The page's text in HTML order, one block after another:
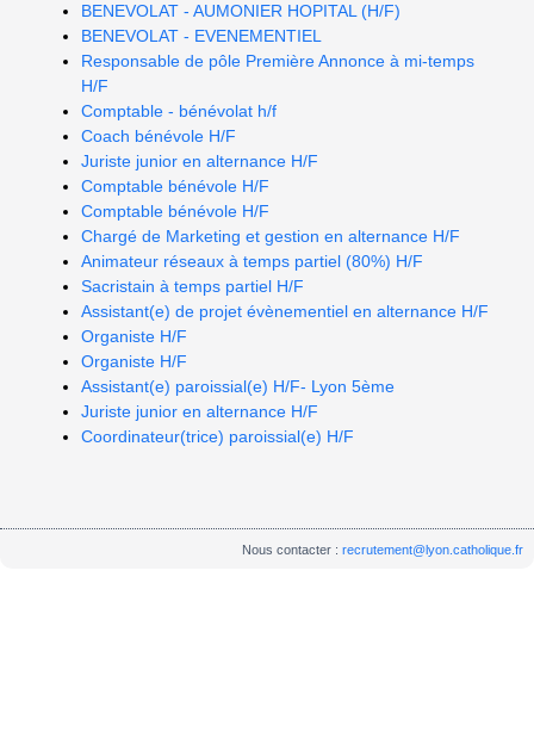
BENEVOLAT - AUMONIER HOPITAL (H/F)
BENEVOLAT - EVENEMENTIEL
Responsable de pôle Première Annonce à mi-temps
H/F
Comptable - bénévolat h/f
Coach bénévole H/F
Juriste junior en alternance H/F
Comptable bénévole H/F
Comptable bénévole H/F
Chargé de Marketing et gestion en alternance H/F
Animateur réseaux à temps partiel (80%) H/F
Sacristain à temps partiel H/F
Assistant(e) de projet évènementiel en alternance H/F
Organiste H/F
Organiste H/F
Assistant(e) paroissial(e) H/F- Lyon 5ème
Juriste junior en alternance H/F
Coordinateur(trice) paroissial(e) H/F
Nous contacter :recrutement@lyon.catholique.fr